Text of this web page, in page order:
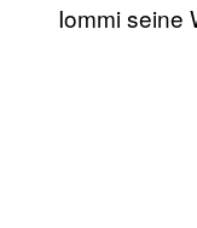
Iommi seine